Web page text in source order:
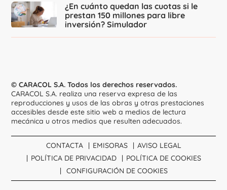
¿En cuánto quedan las cuotas si le
prestan 150 millones para libre
inversión? Simulador
© CARACOL S.A. Todos los derechos reservados.
CARACOL S.A. realiza una reserva expresa de las
reproducciones y usos de las obras y otras prestaciones
accesibles desde este sitio web a medios de lectura
mecánica u otros medios que resulten adecuados.
CONTACTA EMISORAS
AVISO LEGAL
POLÍTICA DE PRIVACIDAD
POLÍTICA DE COOKIES
CONFIGURACIÓN DE COOKIES